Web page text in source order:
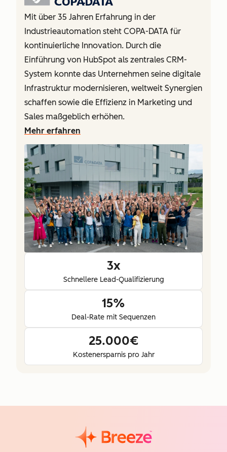
3x
Schnellere Lead-Qualifizierung
15%
Deal-Rate mit Sequenzen
25.000€
Kostenersparnis pro Jahr
Mit über 35 Jahren Erfahrung in der
Industrieautomation steht COPA-DATA für
kontinuierliche Innovation. Durch die
Einführung von HubSpot als zentrales CRM-
System konnte das Unternehmen seine digitale
Infrastruktur modernisieren, weltweit Synergien
schaffen sowie die Effizienz in Marketing und
Sales maßgeblich erhöhen.
Mehr erfahren